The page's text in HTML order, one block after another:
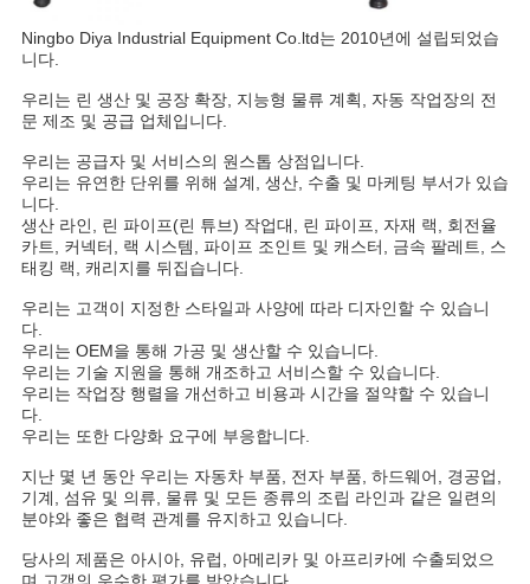
Ningbo Diya Industrial Equipment Co.ltd는 2010년에 설립되었습
니다.
우리는 린 생산 및 공장 확장, 지능형 물류 계획, 자동 작업장의 전
문 제조 및 공급 업체입니다.
우리는 공급자 및 서비스의 원스톱 상점입니다.
우리는 유연한 단위를 위해 설계, 생산, 수출 및 마케팅 부서가 있습
니다.
생산 라인, 린 파이프(린 튜브) 작업대, 린 파이프, 자재 랙, 회전율
카트, 커넥터, 랙 시스템, 파이프 조인트 및 캐스터, 금속 팔레트, 스
태킹 랙, 캐리지를 뒤집습니다.
우리는 고객이 지정한 스타일과 사양에 따라 디자인할 수 있습니
다.
우리는 OEM을 통해 가공 및 생산할 수 있습니다.
우리는 기술 지원을 통해 개조하고 서비스할 수 있습니다.
우리는 작업장 행렬을 개선하고 비용과 시간을 절약할 수 있습니
다.
우리는 또한 다양화 요구에 부응합니다.
지난 몇 년 동안 우리는 자동차 부품, 전자 부품, 하드웨어, 경공업,
기계, 섬유 및 의류, 물류 및 모든 종류의 조립 라인과 같은 일련의
분야와 좋은 협력 관계를 유지하고 있습니다.
당사의 제품은 아시아, 유럽, 아메리카 및 아프리카에 수출되었으